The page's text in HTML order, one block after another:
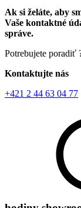
Ak si želáte, aby
Vaše kontaktné
správe.
Potrebujete poradiť
Kontaktujte nás
+421 2 44 63 04 77